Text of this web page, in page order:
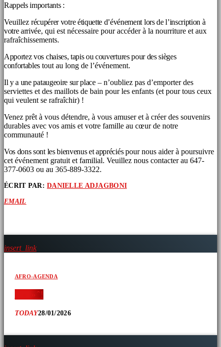
Rappels importants :
Veuillez récupérer votre étiquette d’événement lors de l’inscription à
votre arrivée, qui est nécessaire pour accéder à la nourriture et aux
rafraîchissements.
Apportez vos chaises, tapis ou couvertures pour des sièges
confortables tout au long de l’événement.
Il y a une pataugeoire sur place– n’oubliez pas d’emporter des
serviettes et des maillots de bain pour les enfants (et pour tous ceux
qui veulent se rafraîchir) !
Venez prêt à vous détendre, à vous amuser et à créer des souvenirs
durables avec vos amis et votre famille au cœur de notre
communauté !
Vos dons sont les bienvenus et appréciéspour nous aider à poursuivre
cet événement gratuit et familial. Veuillez nous contacter au 647-
377-0603 ou au 365-889-3322.
ÉCRIT PAR:DANIELLE ADJAGBONI
EMAIL
insert_link
AFRO-AGENDA
‘ » » ̂ !
TODAY28/01/2026